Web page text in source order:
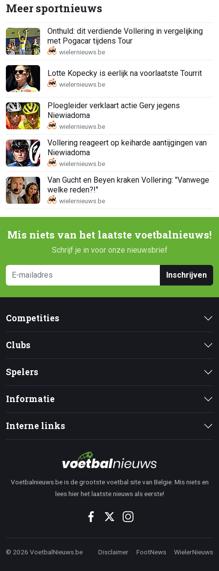
Meer sportnieuws
Onthuld: dit verdiende Vollering in vergelijking
met Pogacar tijdens Tour
Lotte Kopecky is eerlijk na voorlaatste Tourrit
Ploegleider verklaart actie Gery jegens
Niewiadoma
Vollering reageert op keiharde aantijgingen van
Niewiadoma
Van Gucht en Beyen kraken Vollering: "Vanwege
welke reden?!"
Mis niets van het laatste voetbalnieuws!
Schrijf je in voor onze nieuwsbrief
Inschrijven
Competities
Clubs
Spelers
Informatie
Interne links
Voetbalnieuws.be is de grootste voetbal site van Belgie. Mis niets en
lees hier het laatste nieuws als eerste!
© 2026 VoetbalNieuws.be Disclaimer FootNews WielerNieuws